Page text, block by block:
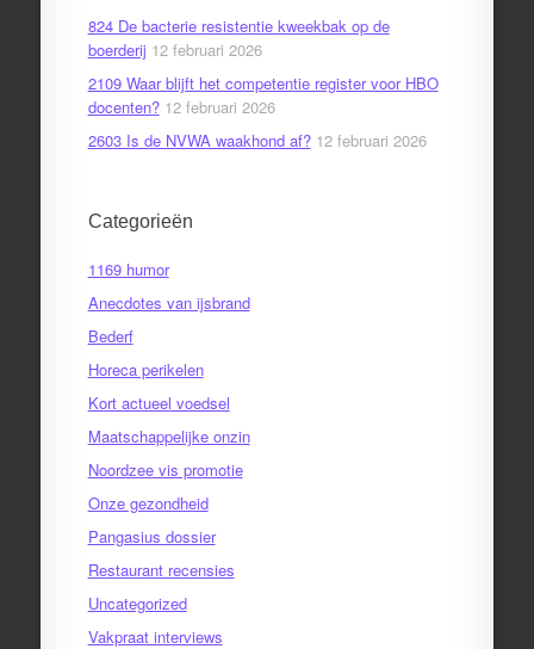
824 De bacterie resistentie kweekbak op de
boerderij 12 februari 2026
2109 Waar blijft het competentie register voor HBO
docenten? 12 februari 2026
2603 Is de NVWA waakhond af? 12 februari 2026
Categorieën
1169 humor
Anecdotes van ijsbrand
Bederf
Horeca perikelen
Kort actueel voedsel
Maatschappelijke onzin
Noordzee vis promotie
Onze gezondheid
Pangasius dossier
Restaurant recensies
Uncategorized
Vakpraat interviews